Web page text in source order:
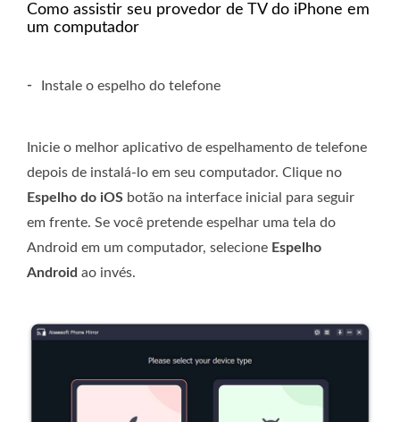
Como assistir seu provedor de TV do iPhone em
um computador
- Instale o espelho do telefone
Inicie o melhor aplicativo de espelhamento de telefone
depois de instalá-lo em seu computador. Clique no
Espelho do iOS botão na interface inicial para seguir
em frente. Se você pretende espelhar uma tela do
Android em um computador, selecione Espelho
Android ao invés.